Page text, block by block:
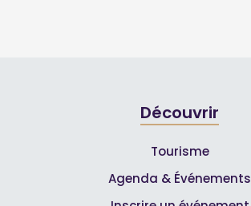
Découvrir
Tourisme
Agenda & Événements